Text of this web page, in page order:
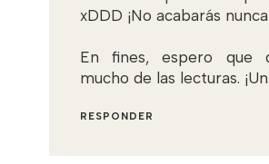
xDDD ¡No acabarás
En fines, espero que
mucho de las lecturas.
RESPONDER